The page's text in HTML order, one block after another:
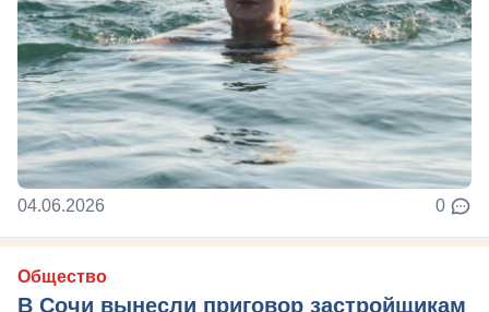
04.06.2026 0
Общество
В Сочи вынесли приговор застройщикам